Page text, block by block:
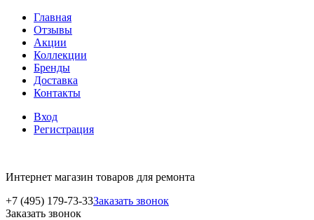
Главная
Отзывы
Акции
Коллекции
Бренды
Доставка
Контакты
Вход
Регистрация
Интернет магазин товаров для ремонта
+7 (495) 179-73-33Заказать звонок
Заказать звонок